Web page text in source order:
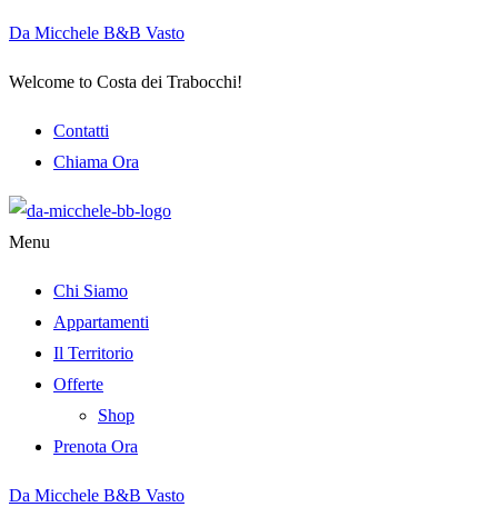
Da Micchele B&B Vasto
Welcome to Costa dei Trabocchi!
Contatti
Chiama Ora
Menu
Chi Siamo
Appartamenti
Il Territorio
Offerte
Shop
Prenota Ora
Da Micchele B&B Vasto